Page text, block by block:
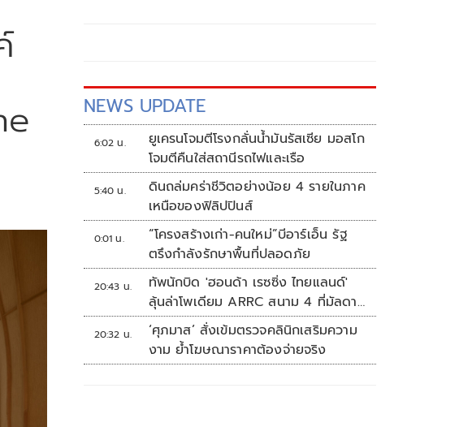
NEWS UPDATE
6:02 น.
ยูเครนโจมตีโรงกลั่นน้ำมันรัสเซีย มอสโก
โจมตีคืนใส่สถานีรถไฟและเรือ
5:40 น.
ดินถล่มคร่าชีวิตอย่างน้อย 4 รายในภาค
เหนือของฟิลิปปินส์
0:01 น.
“โครงสร้างเก่า-คนใหม่”บีอาร์เอ็น รัฐ
ตรึงกำลังรักษาพื้นที่ปลอดภัย
20:43 น.
ทัพนักบิด 'ฮอนด้า เรซซิ่ง ไทยแลนด์'
ลุ้นล่าโพเดียม ARRC สนาม 4 ที่มัลดาลิ
กา
20:32 น.
‘ศุภมาส’ สั่งเข้มตรวจคลินิกเสริมความ
งาม ย้ำโฆษณาราคาต้องจ่ายจริง